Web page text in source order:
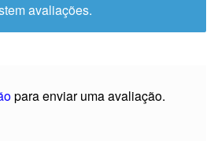
avaliações.
para enviar uma avaliação.